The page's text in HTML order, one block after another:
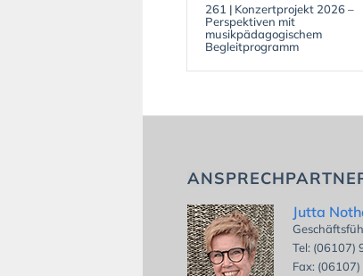
261 | Konzertprojekt 2026 –
Perspektiven mit
musikpädagogischem
Begleitprogramm
Jutta
Tel: (06107)
Fax: